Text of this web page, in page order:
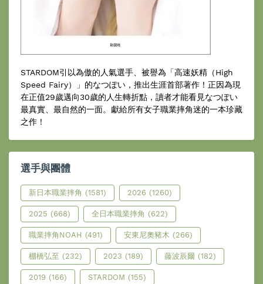
STARDOM引以為傲的人氣選手、被譽為「高速妖精（High
Speed Fairy）」的なつぽい，推出生涯首部著作！正因為現
在正值29歲邁向30歲的人生轉折點，讀者才能看見なつぽい
最真實、最自然的一面。獻給所有女子職業摔角迷的一本珍藏
之作！
選手與團體
新日本職業摔角 (1581) 2026 (1260)
2025 (668) 全日本職業摔角 (622)
職業摔角NOAH (491) 安東尼奧豬木 (266)
棚橋弘至 (232) 2023 (189) 藤波辰爾 (182)
2019 (166) STARDOM (155)